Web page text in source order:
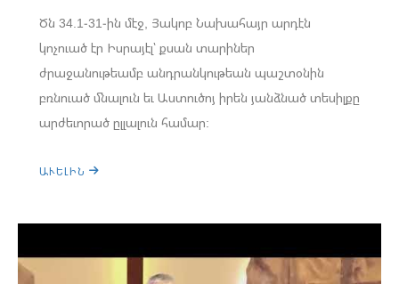
Ծն 34.1-31-ին մէջ, Յակոբ Նախահայր արդէն
կոչուած էր Իսրայէլ՝ քսան տարիներ
ժրաջանութեամբ անդրանկութեան պաշտօնին
բռնուած մնալուն եւ Աստուծոյ իրեն յանձնած տեսիլքը
արժեւորած ըլլալուն համար:
ԱՒԵԼԻՆ